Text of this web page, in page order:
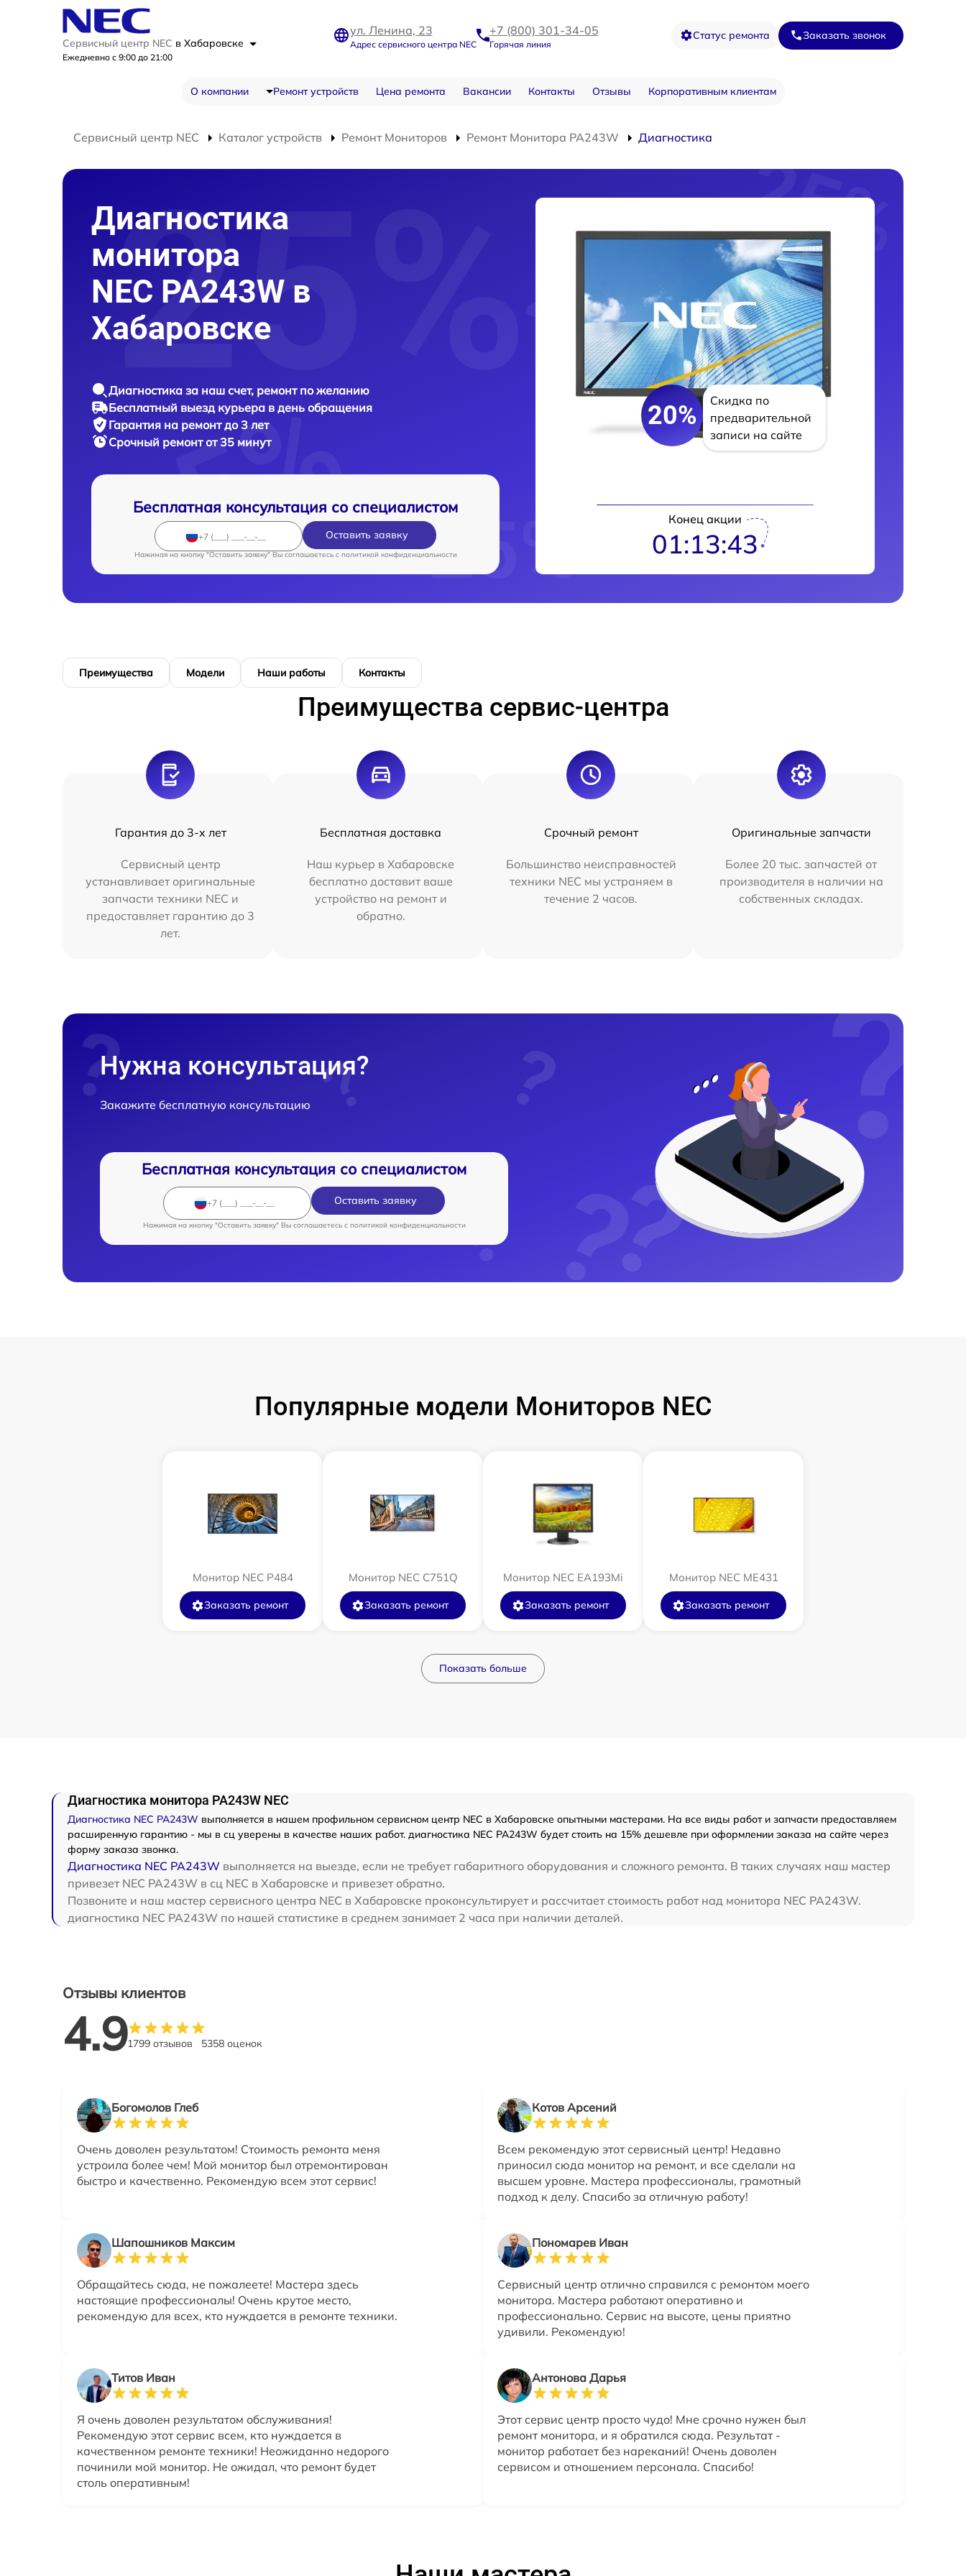
Сервисный центр NEC в Хабаровске
Ежедневно с 9:00 до 21:00
ул. Ленина, 23
Адрес сервисного центра NEC
+7 (800) 301-34-05
Горячая линия
Статус ремонта Заказать звонок
О компании Ремонт устройств Цена ремонта Вакансии Контакты Отзывы Корпоративным клиентам
Сервисный центр NEC Каталог устройств Ремонт Мониторов Ремонт Монитора PA243W Диагностика
Диагностика
монитора
NEC PA243W в
Хабаровске
Диагностика за наш счет, ремонт по желанию
Бесплатный выезд курьера в день обращения
Гарантия на ремонт до 3 лет
Срочный ремонт от 35 минут
Бесплатная консультация со специалистом
Оставить заявку
Нажимая на кнопку "Оставить заявку" Вы соглашаетесь c политикой конфиденциальности
20%
Скидка по
предварительной
записи на сайте
Конец акции
01:13:42
Преимущества Модели Наши работы Контакты
Преимущества сервис-центра
Гарантия до 3-х лет
Сервисный центр
устанавливает оригинальные
запчасти техники NEC и
предоставляет гарантию до 3
лет.
Бесплатная доставка
Наш курьер в Хабаровске
бесплатно доставит ваше
устройство на ремонт и
обратно.
Срочный ремонт
Большинство неисправностей
техники NEC мы устраняем в
течение 2 часов.
Оригинальные запчасти
Более 20 тыс. запчастей от
производителя в наличии на
собственных складах.
Нужна консультация?
Закажите бесплатную консультацию
Бесплатная консультация со специалистом
Оставить заявку
Нажимая на кнопку "Оставить заявку" Вы соглашаетесь c политикой конфиденциальности
Популярные модели Мониторов NEC
Монитор NEC P484
Заказать ремонт
Монитор NEC C751Q
Заказать ремонт
Монитор NEC EA193Mi
Заказать ремонт
Монитор NEC ME431
Заказать ремонт
Показать больше
Диагностика монитора PA243W NEC
Диагностика NEC PA243W выполняется в нашем профильном сервисном центр NEC в Хабаровске опытными мастерами. На все виды работ и запчасти предоставляем
расширенную гарантию - мы в сц уверены в качестве наших работ. диагностика NEC PA243W будет стоить на 15% дешевле при оформлении заказа на сайте через
форму заказа звонка.
Диагностика NEC PA243W выполняется на выезде, если не требует габаритного оборудования и сложного ремонта. В таких случаях наш мастер
привезет NEC PA243W в сц NEC в Хабаровске и привезет обратно.
Позвоните и наш мастер сервисного центра NEC в Хабаровске проконсультирует и рассчитает стоимость работ над монитора NEC PA243W.
диагностика NEC PA243W по нашей статистике в среднем занимает 2 часа при наличии деталей.
Отзывы клиентов
4.91799 отзывов 5358 оценок
Богомолов Глеб
Очень доволен результатом! Стоимость ремонта меня
устроила более чем! Мой монитор был отремонтирован
быстро и качественно. Рекомендую всем этот сервис!
Котов Арсений
Всем рекомендую этот сервисный центр! Недавно
приносил сюда монитор на ремонт, и все сделали на
высшем уровне. Мастера профессионалы, грамотный
подход к делу. Спасибо за отличную работу!
Шапошников Максим
Обращайтесь сюда, не пожалеете! Мастера здесь
настоящие профессионалы! Очень крутое место,
рекомендую для всех, кто нуждается в ремонте техники.
Пономарев Иван
Сервисный центр отлично справился с ремонтом моего
монитора. Мастера работают оперативно и
профессионально. Сервис на высоте, цены приятно
удивили. Рекомендую!
Титов Иван
Я очень доволен результатом обслуживания!
Рекомендую этот сервис всем, кто нуждается в
качественном ремонте техники! Неожиданно недорого
починили мой монитор. Не ожидал, что ремонт будет
столь оперативным!
Антонова Дарья
Этот сервис центр просто чудо! Мне срочно нужен был
ремонт монитора, и я обратился сюда. Результат -
монитор работает без нареканий! Очень доволен
сервисом и отношением персонала. Спасибо!